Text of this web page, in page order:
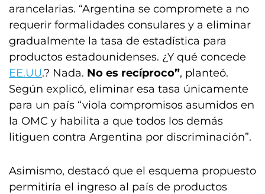
arancelarias. “Argentina se compromete a no
requerir formalidades consulares y a eliminar
gradualmente la tasa de estadística para
productos estadounidenses. ¿Y qué concede
EE.UU.? Nada. No es recíproco”, planteó.
Según explicó, eliminar esa tasa únicamente
para un país “viola compromisos asumidos en
la OMC y habilita a que todos los demás
litiguen contra Argentina por discriminación”.
Asimismo, destacó que el esquema propuesto
permitiría el ingreso al país de productos